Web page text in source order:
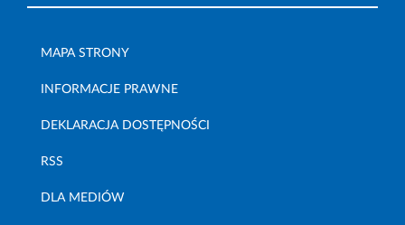
MAPA STRONY
INFORMACJE PRAWNE
DEKLARACJA DOSTĘPNOŚCI
RSS
DLA MEDIÓW